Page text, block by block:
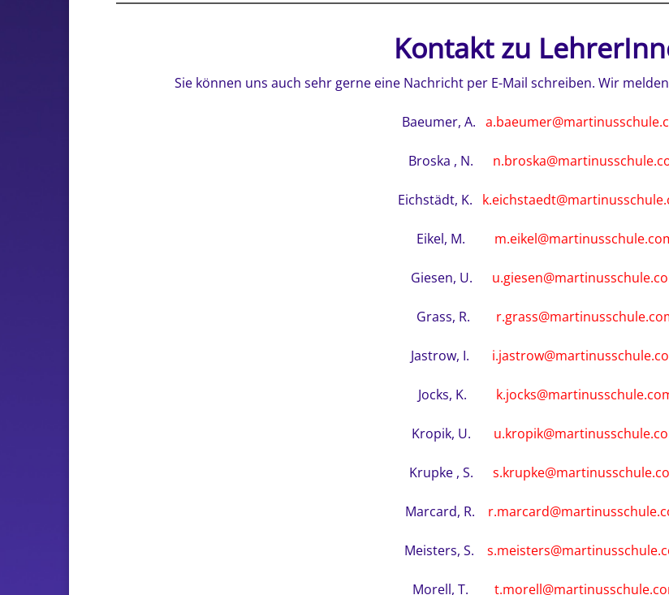
Kontakt zu
Sie können uns auch sehr gerne eine Nachricht per E-Mail schreiben. Wir
Baeumer, A.
Broska , N.
Eichstädt, K.
Eikel, M.
Giesen, U.
Grass, R.
Jastrow, I.
Jocks, K.
Kropik, U.
Krupke , S.
Marcard, R.
Meisters, S.
Morell, T.